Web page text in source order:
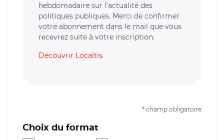
hebdomadaire sur l’actualité des
politiques publiques. Merci de confirmer
votre abonnement dans le mail que vous
recevrez suite à votre inscription.
Découvrir Localtis
* champ obligatoire
Choix du format